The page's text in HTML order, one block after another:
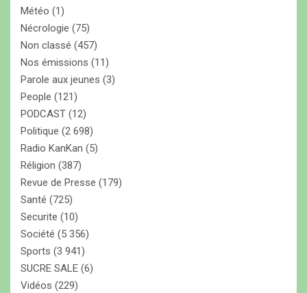
Météo (1)
Nécrologie (75)
Non classé (457)
Nos émissions (11)
Parole aux jeunes (3)
People (121)
PODCAST (12)
Politique (2 698)
Radio KanKan (5)
Réligion (387)
Revue de Presse (179)
Santé (725)
Securite (10)
Société (5 356)
Sports (3 941)
SUCRE SALE (6)
Vidéos (229)